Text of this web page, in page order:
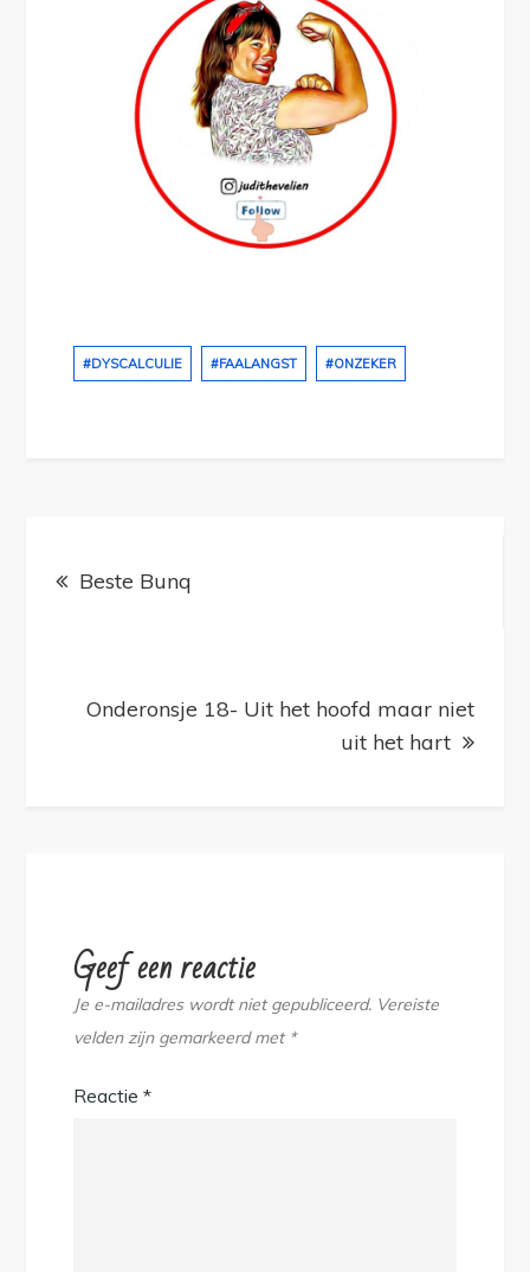
#DYSCALCULIE #FAALANGST #ONZEKER
Bericht
navigatie
Beste Bunq
Onderonsje 18- Uit het hoofd maar niet
uit het hart
Geef een reactie
Je e-mailadres wordt niet gepubliceerd. Vereiste
velden zijn gemarkeerd met *
Reactie*